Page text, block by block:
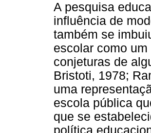
A pesquisa
influência de
também se
escolar como
conjeturas de
Bristoti, 1978;
uma
escola pública
que se